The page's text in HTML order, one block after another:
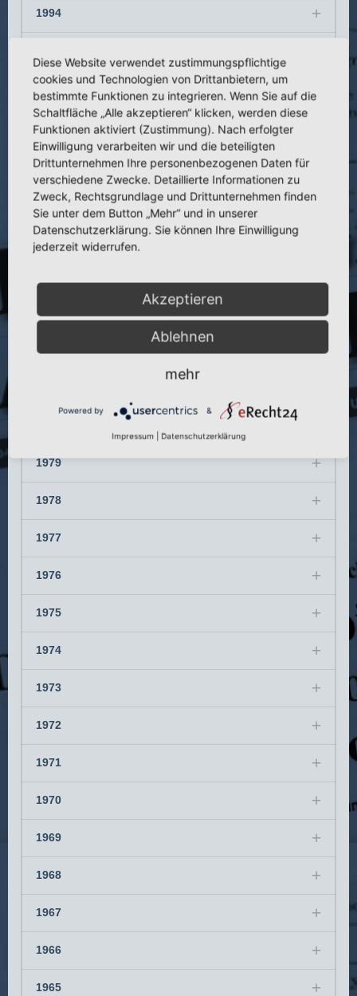
1994
1992
1991
1990
1989
1987
1983
1982
1979
1978
1977
1976
1975
1974
1973
1972
1971
1970
1969
1968
1967
1966
1965
Diese Website verwendet zustimmungspflichtige
cookies und Technologien von Drittanbietern, um
bestimmte Funktionen zu integrieren. Wenn Sie auf die
Schaltfläche „Alle akzeptieren“ klicken, werden diese
Funktionen aktiviert (Zustimmung). Nach erfolgter
Einwilligung verarbeiten wir und die beteiligten
Drittunternehmen Ihre personenbezogenen Daten für
verschiedene Zwecke. Detaillierte Informationen zu
Zweck, Rechtsgrundlage und Drittunternehmen finden
Sie unter dem Button „Mehr“ und in unserer
Datenschutzerklärung. Sie können Ihre Einwilligung
jederzeit widerrufen.
Akzeptieren
Ablehnen
mehr
Powered by &
Impressum Datenschutzerklärung